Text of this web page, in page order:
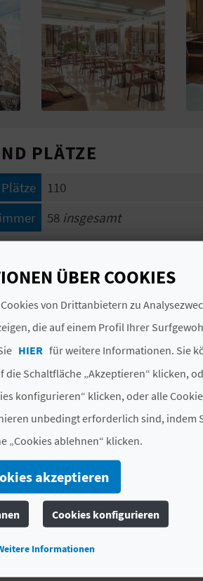
PLÄTZE
Plätze
110
58 insgesamt
3 Estrellas
Code
CV H00045 V
ÜBER COOKIES
von Drittanbietern zu
die auf einem Profil Ihrer
HIER für weitere Informationen. Sie
die Schaltfläche „Akzeptieren“ klicken,
konfigurieren“ klicken, oder alle
unbedingt erforderlich sind, indem
„Cookies ablehnen“ klicken.
akzeptieren
Cookies konfigurieren
Informationen